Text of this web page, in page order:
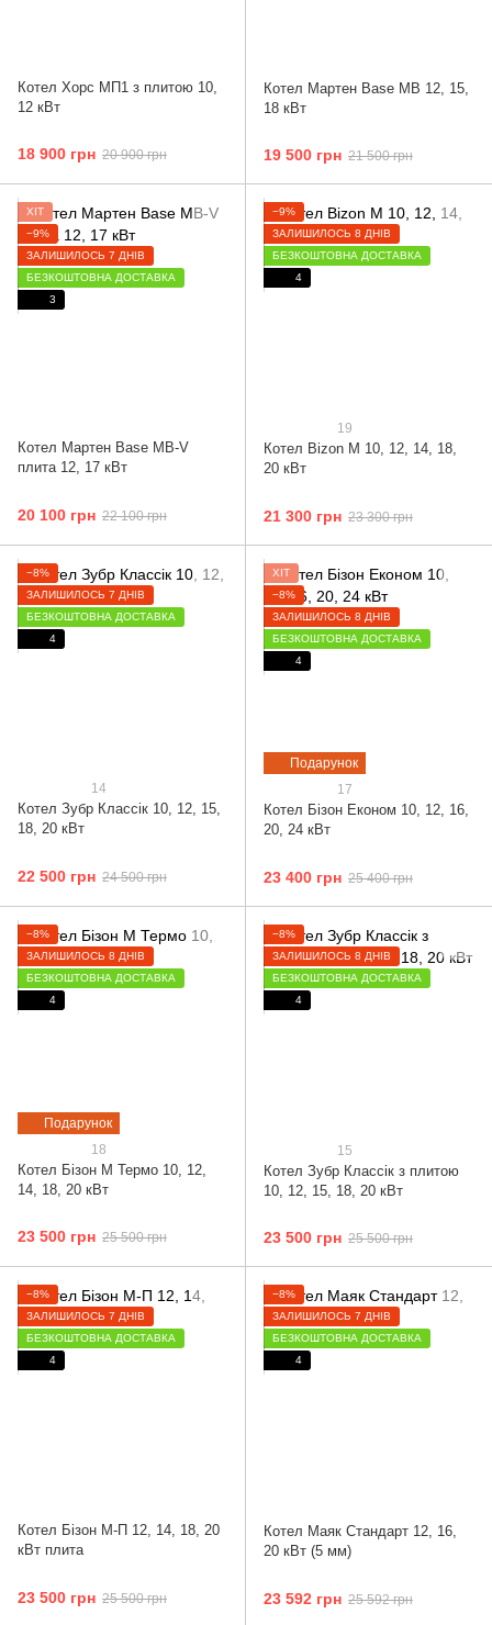
Котел Хорс МП1 з плитою 10,
12 кВт
18 900 грн 20 900 грн
Котел Мартен Base MB 12, 15,
18 кВт
19 500 грн 21 500 грн
ХІТ
−9%
ЗАЛИШИЛОСЬ 7 ДНІВ
БЕЗКОШТОВНА ДОСТАВКА
3
Котел Мартен Base MB-V
плита 12, 17 кВт
20 100 грн 22 100 грн
−9%
ЗАЛИШИЛОСЬ 8 ДНІВ
БЕЗКОШТОВНА ДОСТАВКА
4
19
Котел Bizon М 10, 12, 14, 18,
20 кВт
21 300 грн 23 300 грн
−8%
ЗАЛИШИЛОСЬ 7 ДНІВ
БЕЗКОШТОВНА ДОСТАВКА
4
14
Котел Зубр Классік 10, 12, 15,
18, 20 кВт
22 500 грн 24 500 грн
Подарунок
ХІТ
−8%
ЗАЛИШИЛОСЬ 8 ДНІВ
БЕЗКОШТОВНА ДОСТАВКА
4
17
Котел Бізон Економ 10, 12, 16,
20, 24 кВт
23 400 грн 25 400 грн
Подарунок
−8%
ЗАЛИШИЛОСЬ 8 ДНІВ
БЕЗКОШТОВНА ДОСТАВКА
4
18
Котел Бізон М Термо 10, 12,
14, 18, 20 кВт
23 500 грн 25 500 грн
−8%
ЗАЛИШИЛОСЬ 8 ДНІВ
БЕЗКОШТОВНА ДОСТАВКА
4
15
Котел Зубр Классік з плитою
10, 12, 15, 18, 20 кВт
23 500 грн 25 500 грн
−8%
ЗАЛИШИЛОСЬ 7 ДНІВ
БЕЗКОШТОВНА ДОСТАВКА
4
Котел Бізон М-П 12, 14, 18, 20
кВт плита
23 500 грн 25 500 грн
−8%
ЗАЛИШИЛОСЬ 7 ДНІВ
БЕЗКОШТОВНА ДОСТАВКА
4
Котел Маяк Стандарт 12, 16,
20 кВт (5 мм)
23 592 грн 25 592 грн